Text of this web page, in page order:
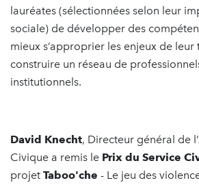
lauréates (sélectionnées selon leur
sociale) de développer des
mieux s’approprier les enjeux de
construire un réseau de
institutionnels.
David Knecht, Directeur général de
Civique a remis le Prix du Service
projet Taboo'che - Le jeu des